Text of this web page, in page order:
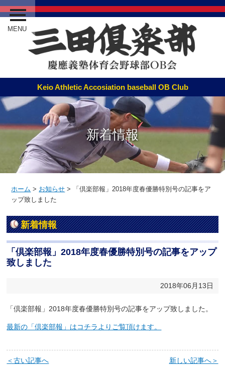
MENU
新着情報
ホーム > お知らせ >
「倶楽部報」2018年度春優勝特別号の記事をア
ップ致しました
新着情報
「倶楽部報」2018年度春優勝特別号の記事をアップ
致しました
2018年06月13日
「倶楽部報」2018年度春優勝特別号の記事をアップ致しました。
最新の「倶楽部報」はコチラよりご覧頂けます。
＜古い記事へ 新しい記事へ＞